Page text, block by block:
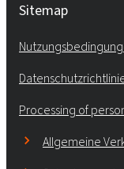
Sitemap
Processing of
Allgemeine